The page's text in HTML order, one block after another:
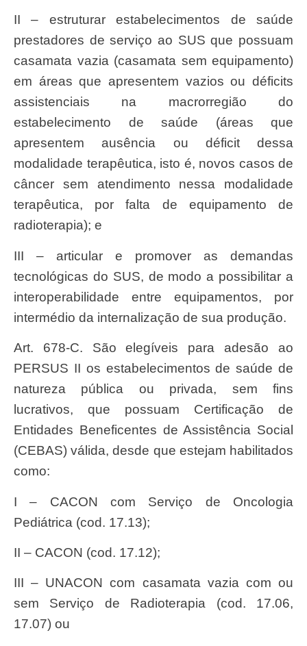
II – estruturar estabelecimentos de saúde
prestadores de serviço ao SUS que possuam
casamata vazia (casamata sem equipamento)
em áreas que apresentem vazios ou déficits
assistenciais na macrorregião do
estabelecimento de saúde (áreas que
apresentem ausência ou déficit dessa
modalidade terapêutica, isto é, novos casos de
câncer sem atendimento nessa modalidade
terapêutica, por falta de equipamento de
radioterapia); e
III – articular e promover as demandas
tecnológicas do SUS, de modo a possibilitar a
interoperabilidade entre equipamentos, por
intermédio da internalização de sua produção.
Art. 678-C. São elegíveis para adesão ao
PERSUS II os estabelecimentos de saúde de
natureza pública ou privada, sem fins
lucrativos, que possuam Certificação de
Entidades Beneficentes de Assistência Social
(CEBAS) válida, desde que estejam habilitados
como:
I – CACON com Serviço de Oncologia
Pediátrica (cod. 17.13);
II – CACON (cod. 17.12);
III – UNACON com casamata vazia com ou
sem Serviço de Radioterapia (cod. 17.06,
17.07) ou